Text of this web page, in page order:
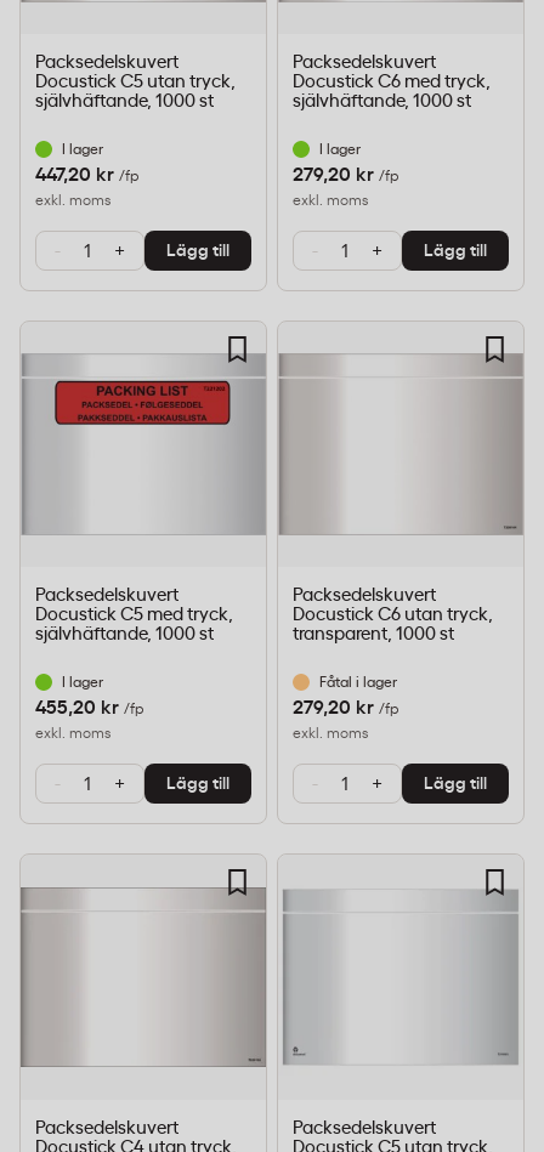
Packsedelskuvert
Docustick C5 utan tryck,
självhäftande, 1000 st
I lager
447,20 kr /fp
exkl. moms
- + Lägg till
Packsedelskuvert
Docustick C6 med tryck,
självhäftande, 1000 st
I lager
279,20 kr /fp
exkl. moms
- + Lägg till
Packsedelskuvert
Docustick C5 med tryck,
självhäftande, 1000 st
I lager
455,20 kr /fp
exkl. moms
- + Lägg till
Packsedelskuvert
Docustick C6 utan tryck,
transparent, 1000 st
Fåtal i lager
279,20 kr /fp
exkl. moms
- + Lägg till
Packsedelskuvert
Docustick C4 utan tryck,
Packsedelskuvert
Docustick C5 utan tryck,